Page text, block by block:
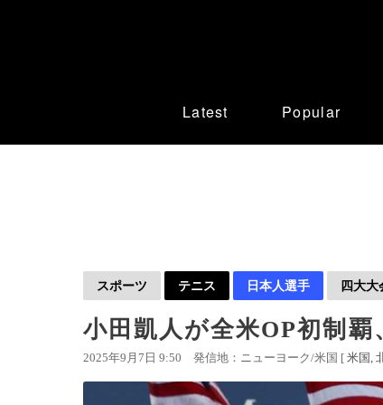
Latest Popular
スポーツ テニス 日本人選手 四大大
小田凱人が全米OP初制
2025年9月7日 9:50 発信地：ニューヨーク/米国 [ 米国